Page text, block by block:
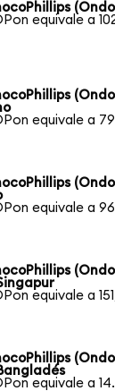
equivale a
equivale a
equivale a
equivale a
equivale a